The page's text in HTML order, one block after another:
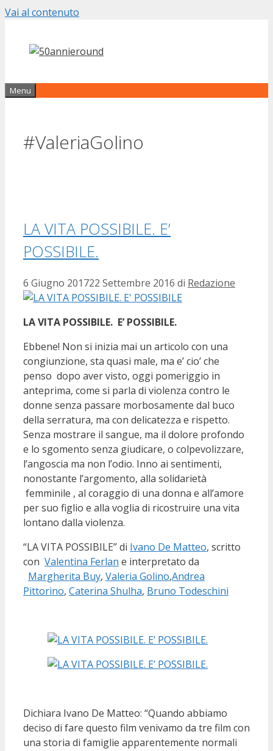
Vai al contenuto
Menu
#ValeriaGolino
LA VITA POSSIBILE. E’
POSSIBILE.
6 Giugno 201722 Settembre 2016 di Redazione
LA VITA POSSIBILE. E’ POSSIBILE.
Ebbene! Non si inizia mai un articolo con una
congiunzione, sta quasi male, ma e’ cio’ che
penso dopo aver visto, oggi pomeriggio in
anteprima, come si parla di violenza contro le
donne senza passare morbosamente dal buco
della serratura, ma con delicatezza e rispetto.
Senza mostrare il sangue, ma il dolore profondo
e lo sgomento senza giudicare, o colpevolizzare,
l’angoscia ma non l’odio. Inno ai sentimenti,
nonostante l’argomento, alla solidarietà
femminile , al coraggio di una donna e all’amore
per suo figlio e alla voglia di ricostruire una vita
lontano dalla violenza.
“LA VITA POSSIBILE” di Ivano De Matteo, scritto
con Valentina Ferlan e interpretato da
Margherita Buy, Valeria Golino,Andrea
Pittorino, Caterina Shulha, Bruno Todeschini
Dichiara Ivano De Matteo: “Quando abbiamo
deciso di fare questo film venivamo da tre film con
una storia di famiglie apparentemente normali